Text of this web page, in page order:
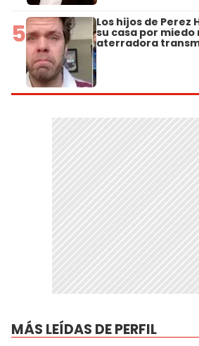
5 Los hijos de Perez
su casa por
aterradora
MÁS LEÍDAS DE PERFIL